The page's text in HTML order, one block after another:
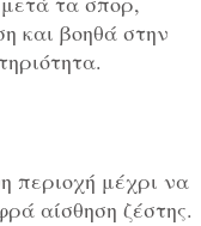
και βοηθά στην
περιοχή μέχρι να
αίσθηση ζέστης.